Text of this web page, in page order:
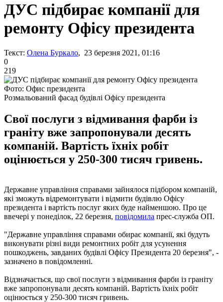
ДУС підбирає компанії для
ремонту Офісу президента
Текст: Олена Буркало, 23 березня 2021, 01:16
0
219
Фото: Офис президента
Розмальований фасад будівлі Офісу президента
Свої послуги з відмивання фарби із
граніту вже запропонували десять
компаній. Вартість їхніх робіт
оцінюється у 250-300 тисяч гривень.
Державне управління справами зайнялося підбором компаній,
які зможуть відремонтувати і відмити будівлю Офісу
президента і вартість послуг яких буде найменшою. Про це
ввечері у понеділок, 22 березня, повідомила прес-служба ОП.
"Державне управління справами обирає компанії, які будуть
виконувати різні види ремонтних робіт для усунення
пошкоджень, завданих будівлі Офісу Президента 20 березня", -
зазначено в повідомленні.
Відзначається, що свої послуги з відмивання фарби із граніту
вже запропонували десять компаній. Вартість їхніх робіт
оцінюється у 250-300 тисяч гривень.